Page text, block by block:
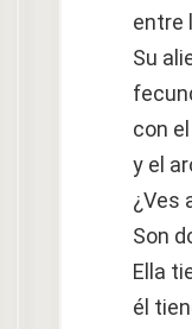
entre
Su
con
y el
¿Ves
Son
Ella
él